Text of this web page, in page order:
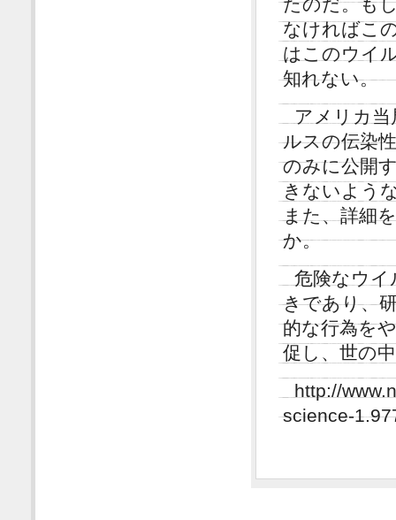
なければこ
はこのウイ
知れない。
アメリカ
ルスの伝染
のみに公開
きないよう
また、詳細
か。
危険なウ
きであり、
的な行為を
促し、世の
http://
science-